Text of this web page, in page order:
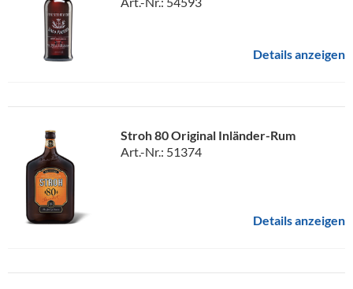
Details anzeigen
Stroh 80 Original Inländer-Rum
Art.-Nr.: 51374
Details anzeigen